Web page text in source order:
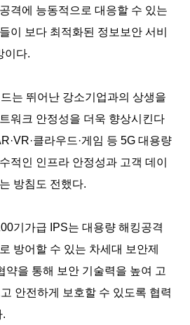
격에 능동적으로 대응할 수 있는
이 보다 최적화된 정보보안 서비
이다.
는 뛰어난 강소기업과의 상생을
워크 안정성을 더욱 향상시킨다
클라우드·게임 등 5G 대용량
적인 인프라 안정성과 고객 데이
방침도 전했다.
기가급 IPS는 대용량 해킹공격
방어할 수 있는 차세대 보안제
약을 통해 보안 기술력을 높여 고
안전하게 보호할 수 있도록 협력
.